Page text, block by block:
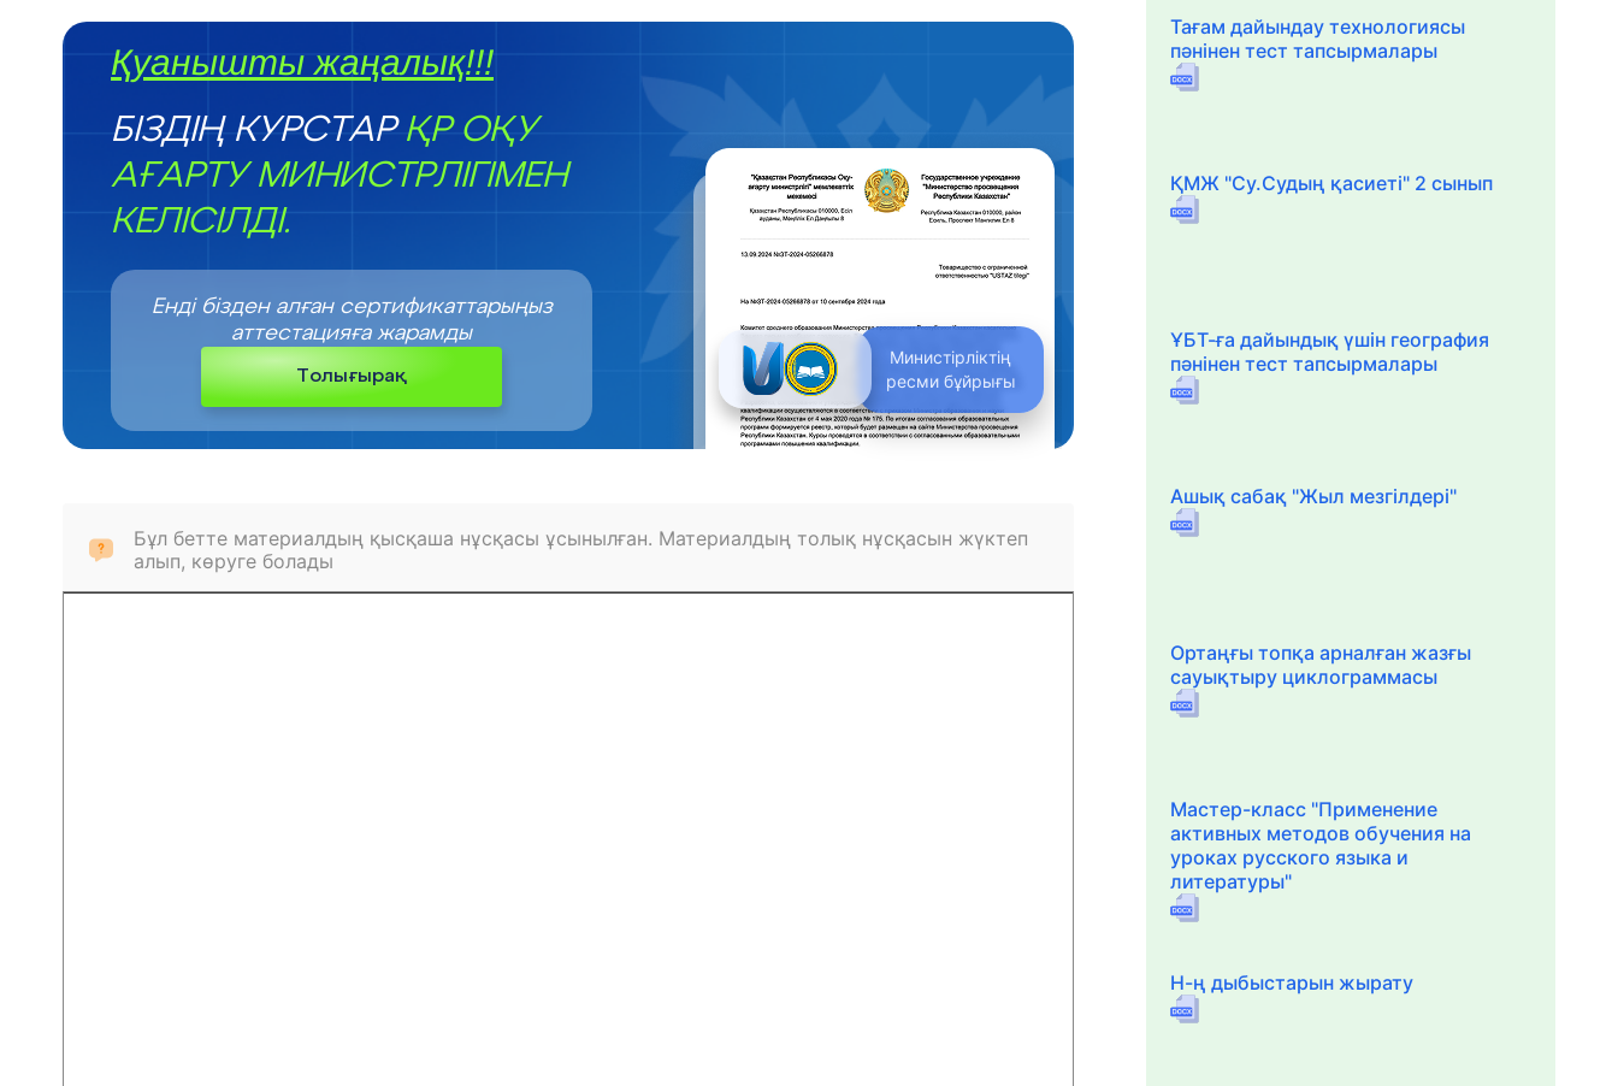
Қуанышты жаңалық!!!
БІЗДІҢ КУРСТАР ҚР ОҚУ
АҒАРТУ МИНИСТРЛІГІМЕН
КЕЛІСІЛДІ.
Министірліктің
ресми бұйрығы
Енді бізден алған сертификаттарыңыз
аттестацияға жарамды
Толығырақ
Бұл бетте материалдың қысқаша нұсқасы ұсынылған. Материалдың толық нұсқасын жүктеп
алып, көруге болады
Тағам дайындау технологиясы
пәнінен тест тапсырмалары
ҚМЖ "Су.Судың қасиеті" 2 сынып
ҰБТ-ға дайындық үшін география
пәнінен тест тапсырмалары
Ашық сабақ "Жыл мезгілдері"
Ортаңғы топқа арналған жазғы
сауықтыру циклограммасы
Мастер-класс "Применение
активных методов обучения на
уроках русского языка и
литературы"
Н-ң дыбыстарын жырату